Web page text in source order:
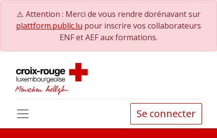
⚠️ Attention : Merci de vous rendre dorénavant sur
plattform.public.lu pour inscrire vos collaborateurs
ENF et AEF aux formations.
Se connecter